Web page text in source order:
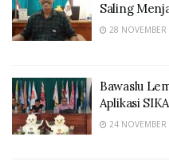
Saling
28 NOVEMBER
Bawaslu
Aplikasi
24